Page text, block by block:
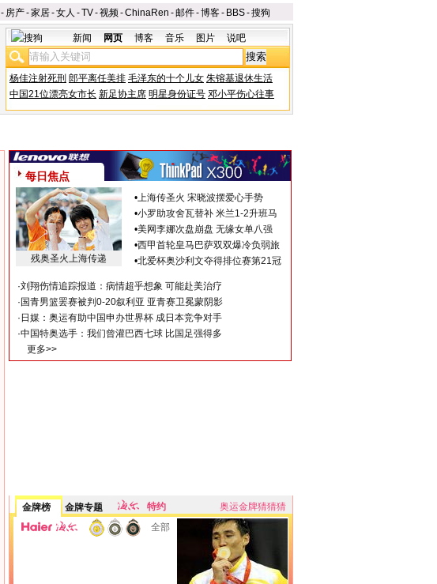
- 房产-家居-女人 -TV-视频-ChinaRen -邮件-博客- BBS-搜狗
新闻 网页 博客 音乐 图片 说吧
杨佳注射死刑 郎平离任美排 毛泽东的十个儿女 朱镕基退休生活
中国21位漂亮女市长 新足协主席 明星身份证号 邓小平伤心往事
每日焦点
残奥圣火上海传递
•上海传圣火 宋晓波摆爱心手势
•小罗助攻舍瓦替补 米兰1-2升班马
•美网李娜次盘崩盘 无缘女单八强
•西甲首轮皇马巴萨双双爆冷负弱旅
•北爱杯奥沙利文夺得排位赛第21冠
·刘翔伤情追踪报道：病情超乎想象 可能赴美治疗
· 国青男篮罢赛被判0-20叙利亚 亚青赛卫冕蒙阴影
· 日媒：奥运有助中国申办世界杯 成日本竞争对手
·中国特奥选手：我们曾灌巴西七球 比国足强得多
更多>>
金牌榜 金牌专题 特约
奥运金牌猜猜猜
全部